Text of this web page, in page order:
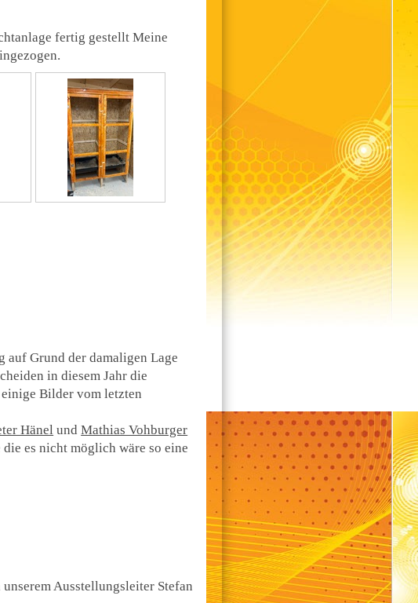
fertig gestellt Meine
auf Grund der damaligen Lage
in diesem Jahr die
Bilder vom letzten
Hänel undMathias Vohburger
es nicht möglich wäre so eine
Ausstellungsleiter Stefan